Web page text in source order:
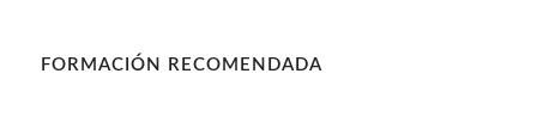
FORMACIÓN RECOMENDADA